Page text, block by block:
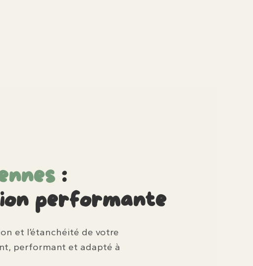
:
performante
et l’étanchéité de votre
performant et adapté à